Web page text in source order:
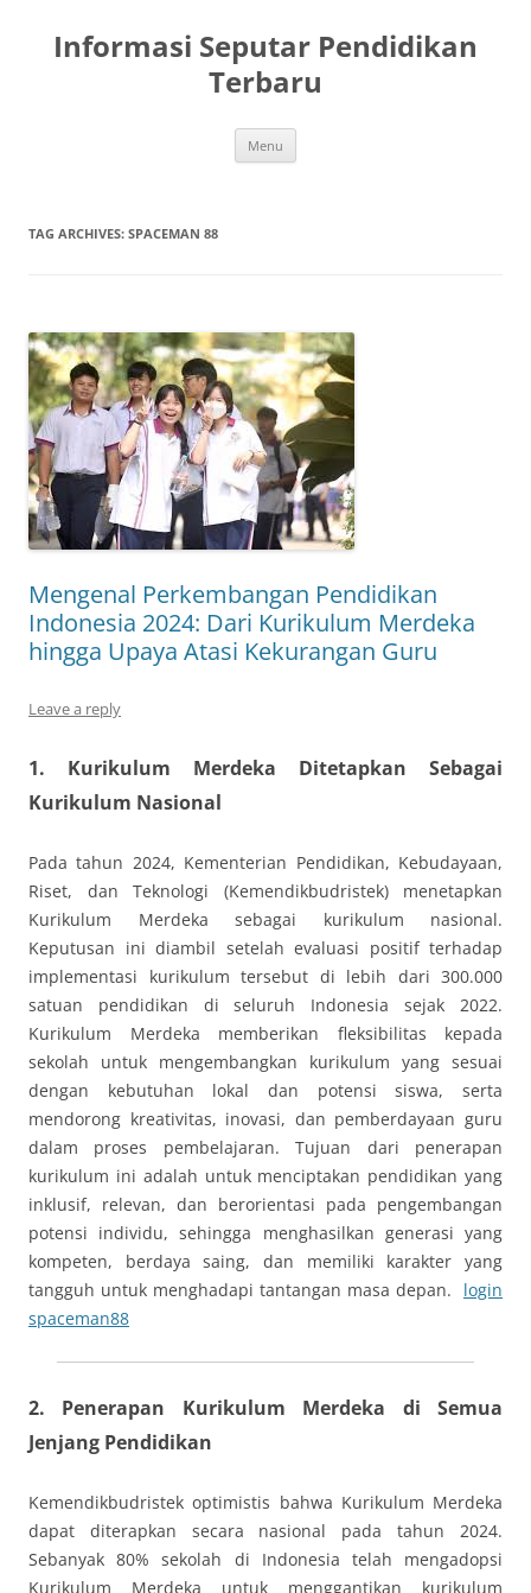
content
Informasi Seputar Pendidikan
Terbaru
Menu
TAG ARCHIVES: SPACEMAN 88
Mengenal Perkembangan Pendidikan
Indonesia 2024: Dari Kurikulum Merdeka
hingga Upaya Atasi Kekurangan Guru
Leave a reply
1. Kurikulum Merdeka Ditetapkan Sebagai
Kurikulum Nasional
Pada tahun 2024, Kementerian Pendidikan, Kebudayaan,
Riset, dan Teknologi (Kemendikbudristek) menetapkan
Kurikulum Merdeka sebagai kurikulum nasional.
Keputusan ini diambil setelah evaluasi positif terhadap
implementasi kurikulum tersebut di lebih dari 300.000
satuan pendidikan di seluruh Indonesia sejak 2022.
Kurikulum Merdeka memberikan fleksibilitas kepada
sekolah untuk mengembangkan kurikulum yang sesuai
dengan kebutuhan lokal dan potensi siswa, serta
mendorong kreativitas, inovasi, dan pemberdayaan guru
dalam proses pembelajaran. Tujuan dari penerapan
kurikulum ini adalah untuk menciptakan pendidikan yang
inklusif, relevan, dan berorientasi pada pengembangan
potensi individu, sehingga menghasilkan generasi yang
kompeten, berdaya saing, dan memiliki karakter yang
tangguh untuk menghadapi tantangan masa depan. login
spaceman88
2. Penerapan Kurikulum Merdeka di Semua
Jenjang Pendidikan
Kemendikbudristek optimistis bahwa Kurikulum Merdeka
dapat diterapkan secara nasional pada tahun 2024.
Sebanyak 80% sekolah di Indonesia telah mengadopsi
Kurikulum Merdeka untuk menggantikan kurikulum